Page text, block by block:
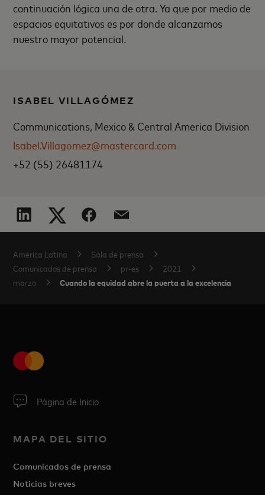
continuación lógica una de otra. Ya que por medio de
espacios equitativos es por donde alcanzamos
nuestro mayor potencial.
ISABEL VILLAGÓMEZ
Communications, Mexico & Central America Division
Isabel.Villagomez@mastercard.com
+52 (55) 26481174
América Latina
Sala de prensa
Comunicados de prensa
pr-es
2021
marzo
Cuando la equidad abre la puerta a la excelencia
Página de Inicio
MAPA DEL SITIO
Comunicados de prensa
Noticias breves